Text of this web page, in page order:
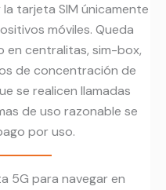
tarjeta SIM únicamente
móviles. Queda
en centralitas, sim-box,
de concentración de
se realicen llamadas
de uso razonable se
por uso.
5G para navegar en